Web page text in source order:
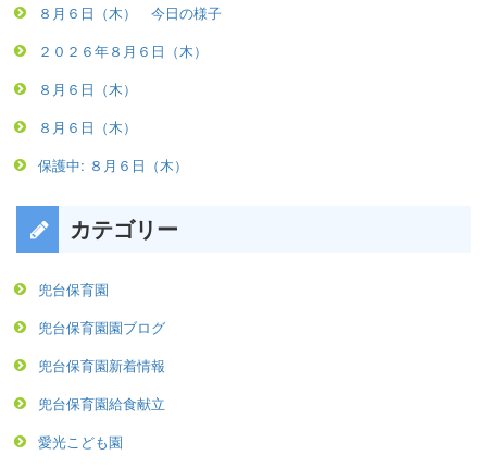
８月６日（木） 今日の様子
２０２６年８月６日（木）
８月６日（木）
８月６日（木）
保護中: ８月６日（木）
カテゴリー
兜台保育園
兜台保育園園ブログ
兜台保育園新着情報
兜台保育園給食献立
愛光こども園